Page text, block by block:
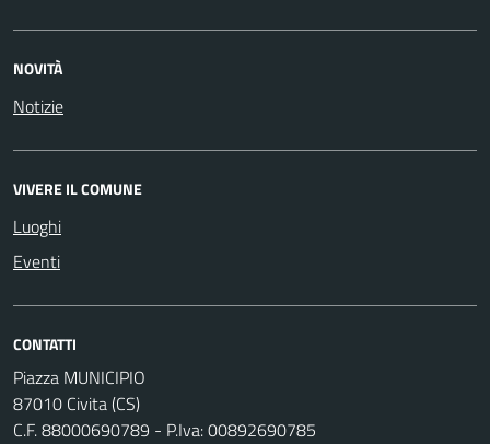
NOVITÀ
Notizie
VIVERE IL COMUNE
Luoghi
Eventi
CONTATTI
Piazza MUNICIPIO
87010 Civita (CS)
C.F. 88000690789 - P.Iva: 00892690785